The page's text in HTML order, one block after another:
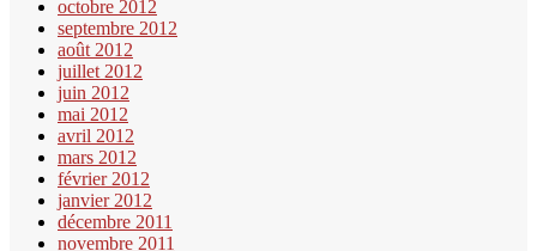
octobre 2012
septembre 2012
août 2012
juillet 2012
juin 2012
mai 2012
avril 2012
mars 2012
février 2012
janvier 2012
décembre 2011
novembre 2011